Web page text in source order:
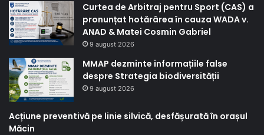
Curtea de Arbitraj pentru Sport (CAS) a
pronunțat hotărârea în cauza WADA v.
ANAD & Matei Cosmin Gabriel
9 august 2026
MMAP dezminte informațiile false
despre Strategia biodiversității
9 august 2026
Acțiune preventivă pe linie silvică, desfășurată în orașul
Măcin